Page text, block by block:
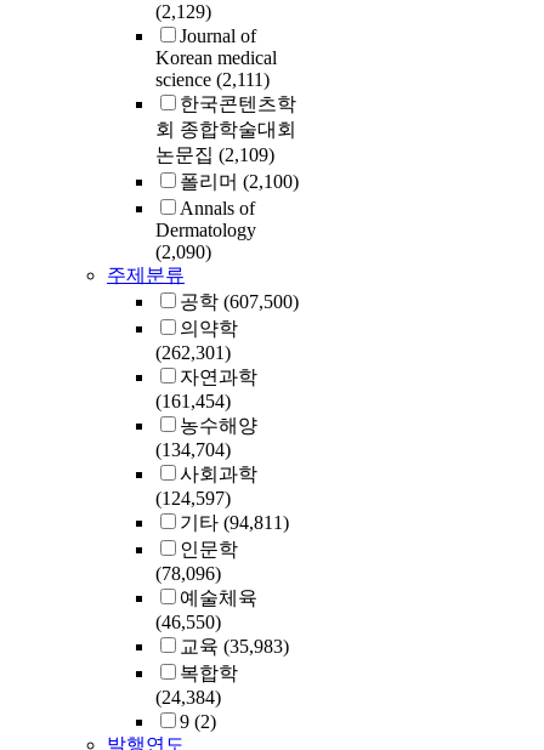
(2,129)
Journal of
Korean medical
science (2,111)
한국콘텐츠학
회 종합학술대회
논문집 (2,109)
폴리머 (2,100)
Annals of
Dermatology
(2,090)
주제분류
공학 (607,500)
의약학
(262,301)
자연과학
(161,454)
농수해양
(134,704)
사회과학
(124,597)
기타 (94,811)
인문학
(78,096)
예술체육
(46,550)
교육 (35,983)
복합학
(24,384)
9 (2)
발행연도